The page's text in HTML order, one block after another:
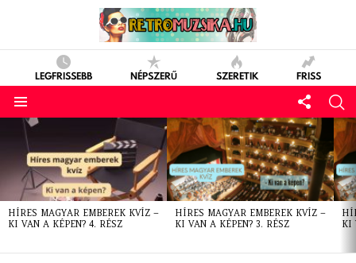
LEGFRISSEBB NÉPSZERŰ SZERETIK FRISS
LATEST
STORIES
HÍRES MAGYAR EMBEREK KVÍZ –
KI VAN A KÉPEN? 4. RÉSZ
HÍRES MAGYAR EMBEREK KVÍZ –
KI VAN A KÉPEN? 3. RÉSZ
KI